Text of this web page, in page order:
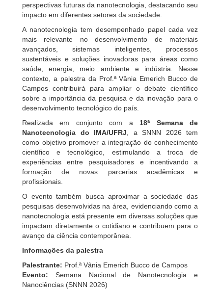
perspectivas futuras da nanotecnologia, destacando seu
impacto em diferentes setores da sociedade.
A nanotecnologia tem desempenhado papel cada vez
mais relevante no desenvolvimento de materiais
avançados, sistemas inteligentes, processos
sustentáveis e soluções inovadoras para áreas como
saúde, energia, meio ambiente e indústria. Nesse
contexto, a palestra da Prof.ª Vânia Emerich Bucco de
Campos contribuirá para ampliar o debate científico
sobre a importância da pesquisa e da inovação para o
desenvolvimento tecnológico do país.
Realizada em conjunto com a18ª Semana de
Nanotecnologia do IMA/UFRJ, a SNNN 2026 tem
como objetivo promover a integração do conhecimento
científico e tecnológico, estimulando a troca de
experiências entre pesquisadores e incentivando a
formação de novas parcerias acadêmicas e
profissionais.
O evento também busca aproximar a sociedade das
pesquisas desenvolvidas na área, evidenciando como a
nanotecnologia está presente em diversas soluções que
impactam diretamente o cotidiano e contribuem para o
avanço da ciência contemporânea.
Informações da palestra
Palestrante: Prof.ª Vânia Emerich Bucco de Campos
Evento: Semana Nacional de Nanotecnologia e
Nanociências (SNNN 2026)